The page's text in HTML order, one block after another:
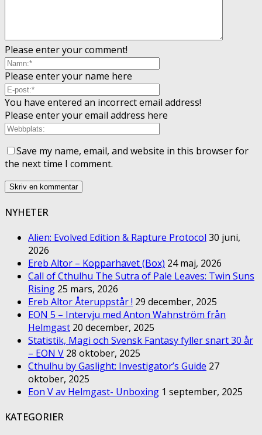
Please enter your comment!
Please enter your name here
You have entered an incorrect email address!
Please enter your email address here
Save my name, email, and website in this browser for
the next time I comment.
NYHETER
Alien: Evolved Edition & Rapture Protocol 30 juni,
2026
Ereb Altor – Kopparhavet (Box) 24 maj, 2026
Call of Cthulhu The Sutra of Pale Leaves: Twin Suns
Rising 25 mars, 2026
Ereb Altor Återuppstår ! 29 december, 2025
EON 5 – Intervju med Anton Wahnström från
Helmgast 20 december, 2025
Statistik, Magi och Svensk Fantasy fyller snart 30 år
– EON V 28 oktober, 2025
Cthulhu by Gaslight: Investigator’s Guide 27
oktober, 2025
Eon V av Helmgast- Unboxing 1 september, 2025
KATEGORIER